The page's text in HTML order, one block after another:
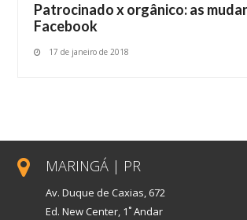
Patrocinado x orgânico: as
Facebook
17 de janeiro de 2018
MARINGÁ | PR
Av. Duque de Caxias, 672
Ed. New Center, 1˚ Andar